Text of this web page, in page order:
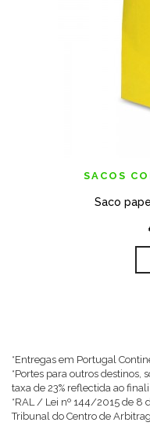
SACOS
Saco
*Entregas em Portugal
*Portes para outros destinos,
taxa de 23% reflectida ao
*RAL / Lei nº 144/2015 de 8
Tribunal do Centro de